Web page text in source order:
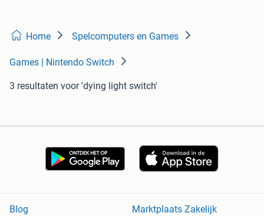
Home Spelcomputers en Games
Games | Nintendo Switch
3 resultaten voor 'dying light switch'
Blog
Marktplaats Zakelijk